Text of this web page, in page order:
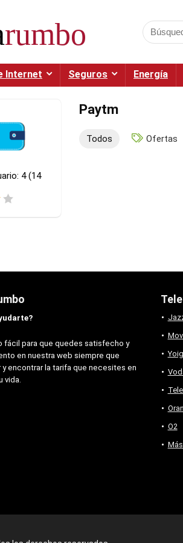
Internet Seguros Energía
Paytm
4 (14
Todos Ofertas
fácil para que quedes satisfecho y
en nuestra web siempre que
encontrar la tarifa que necesites en
vida.
O2